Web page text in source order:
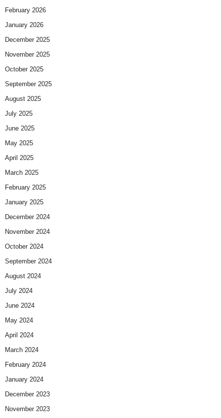
February 2026
January 2026
December 2025
November 2025
October 2025
September 2025
August 2025
July 2025
June 2025
May 2025
April 2025
March 2025
February 2025
January 2025
December 2024
November 2024
October 2024
September 2024
August 2024
July 2024
June 2024
May 2024
April 2024
March 2024
February 2024
January 2024
December 2023
November 2023